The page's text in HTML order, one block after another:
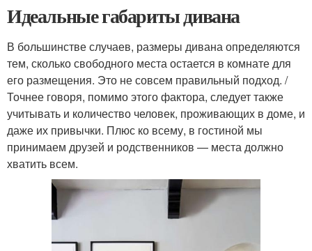
Идеальные габариты дивана
В большинстве случаев, размеры дивана определяются
тем, сколько свободного места остается в комнате для
его размещения. Это не совсем правильный подход. /
Точнее говоря, помимо этого фактора, следует также
учитывать и количество человек, проживающих в доме, и
даже их привычки. Плюс ко всему, в гостиной мы
принимаем друзей и родственников — места должно
хватить всем.